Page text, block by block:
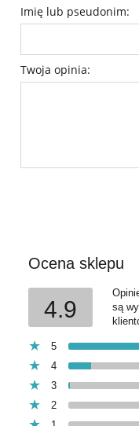
Imię lub pseudonim:
Twoja opinia:
Ocena sklepu
4.9
są
5
4
3
2